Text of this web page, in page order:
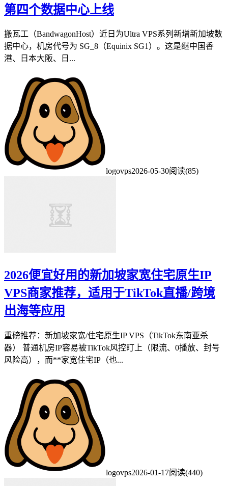
第四个数据中心上线
搬瓦工（BandwagonHost）近日为Ultra VPS系列新增新加坡数
据中心，机房代号为 SG_8（Equinix SG1）。这是继中国香
港、日本大阪、日...
logovps2026-05-30阅读(85)
2026便宜好用的新加坡家宽住宅原生IP
VPS商家推荐，适用于TikTok直播/跨境
出海等应用
重磅推荐：新加坡家宽/住宅原生IP VPS（TikTok东南亚杀
器） 普通机房IP容易被TikTok风控盯上（限流、0播放、封号
风险高），而**家宽住宅IP（也...
logovps2026-01-17阅读(440)